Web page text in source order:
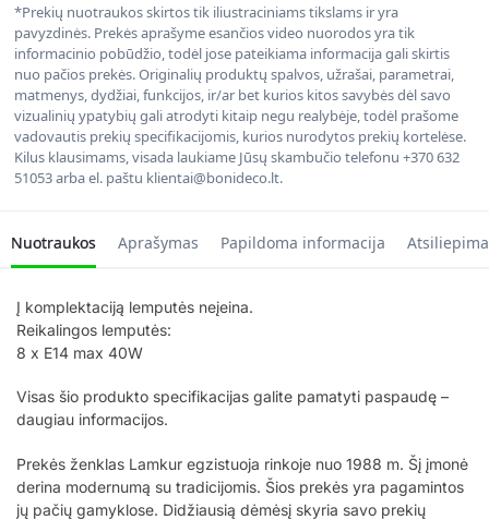
*Prekių nuotraukos skirtos tik iliustraciniams tikslams ir yra
pavyzdinės. Prekės aprašyme esančios video nuorodos yra tik
informacinio pobūdžio, todėl jose pateikiama informacija gali skirtis
nuo pačios prekės. Originalių produktų spalvos, užrašai, parametrai,
matmenys, dydžiai, funkcijos, ir/ar bet kurios kitos savybės dėl savo
vizualinių ypatybių gali atrodyti kitaip negu realybėje, todėl prašome
vadovautis prekių specifikacijomis, kurios nurodytos prekių kortelėse.
Kilus klausimams, visada laukiame Jūsų skambučio telefonu +370 632
51053 arba el. paštu klientai@bonideco.lt.
Nuotraukos Aprašymas Papildoma informacija
Į komplektaciją lemputės neįeina.
Reikalingos lemputės:
8 x E14 max 40W
Visas šio produkto specifikacijas galite pamatyti paspaudę –
daugiau informacijos.
Prekės ženklas Lamkur egzistuoja rinkoje nuo 1988 m. Šį įmonė
derina modernumą su tradicijomis. Šios prekės yra pagamintos
jų pačių gamyklose. Didžiausią dėmėsį skyria savo prekių